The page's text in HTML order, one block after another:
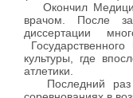
Окончил
врачом. После
диссертации
культуры, где
атлетики.
Последний раз